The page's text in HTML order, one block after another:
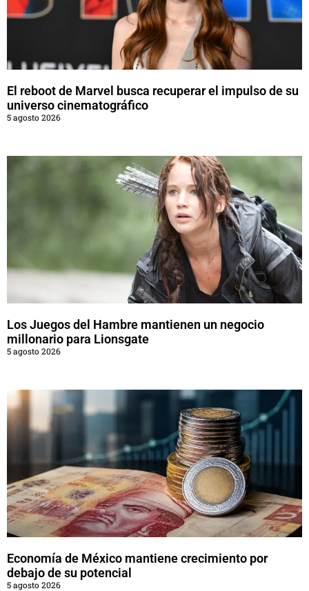
El reboot de Marvel busca recuperar el impulso de su
universo cinematográfico
5 agosto 2026
Los Juegos del Hambre mantienen un negocio
millonario para Lionsgate
5 agosto 2026
Economía de México mantiene crecimiento por
debajo de su potencial
5 agosto 2026